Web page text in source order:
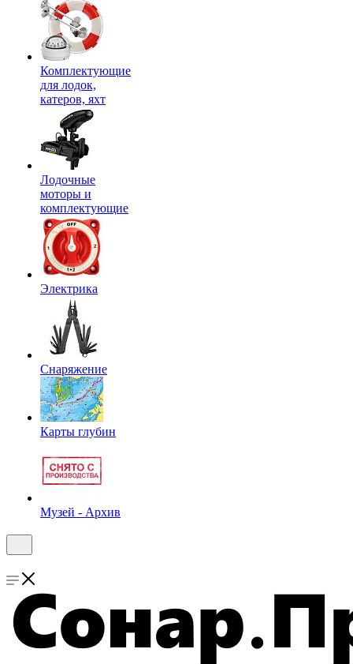
Комплектующие
для лодок,
катеров, яхт
Лодочные
моторы и
комплектующие
Электрика
Снаряжение
Карты глубин
Музей - Архив